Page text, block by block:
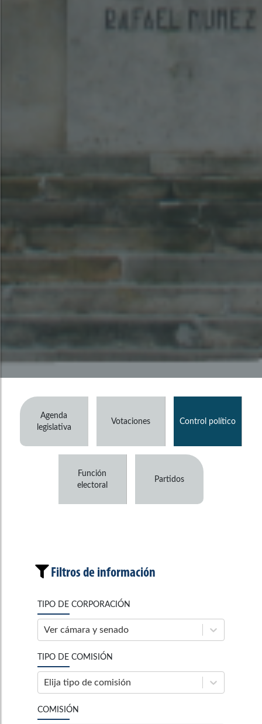
Agenda
legislativa
Votaciones Control político
Función
electoral
Partidos
Filtros de información
TIPO DE CORPORACIÓN
Ver cámara y senado
TIPO DE COMISIÓN
Elija tipo de comisión
COMISIÓN